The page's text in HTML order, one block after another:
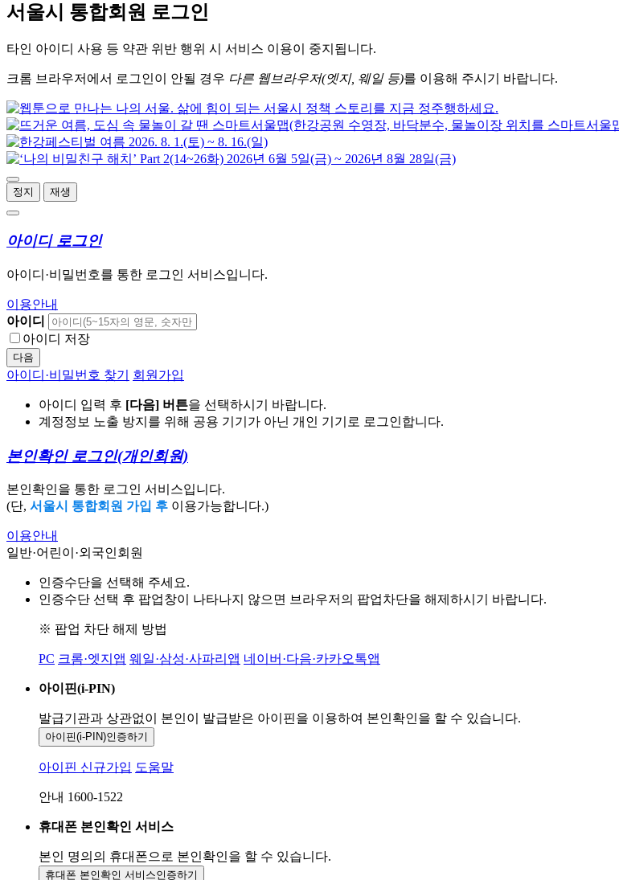
서울시 통합회원 로그인
타인 아이디 사용 등 약관 위반 행위 시 서비스 이용이 중지됩니다.
크롬 브라우저에서 로그인이 안될 경우 다른 웹브라우저(엣지, 웨일 등)를 이용해 주시기 바랍니다.
정지 재생
아이디 로그인
아이디·비밀번호를 통한 로그인 서비스입니다.
이용안내
아이디
아이디 저장
다음
아이디·비밀번호 찾기 회원가입
아이디 입력 후 [다음] 버튼을 선택하시기 바랍니다.
계정정보 노출 방지를 위해 공용 기기가 아닌 개인 기기로 로그인합니다.
본인확인 로그인(개인회원)
본인확인을 통한 로그인 서비스입니다.
(단, 서울시 통합회원 가입 후 이용가능합니다.)
이용안내
일반·어린이·외국인회원
인증수단을 선택해 주세요.
인증수단 선택 후 팝업창이 나타나지 않으면 브라우저의 팝업차단을 해제하시기 바랍니다.
※ 팝업 차단 해제 방법
PC 크롬·엣지앱 웨일·삼성·사파리앱 네이버·다음·카카오톡앱
아이핀(i-PIN)
발급기관과 상관없이 본인이 발급받은 아이핀을 이용하여 본인확인을 할 수 있습니다.
아이핀(i-PIN)인증하기
아이핀 신규가입 도움말
안내 1600-1522
휴대폰 본인확인 서비스
본인 명의의 휴대폰으로 본인확인을 할 수 있습니다.
휴대폰 본인확인 서비스인증하기